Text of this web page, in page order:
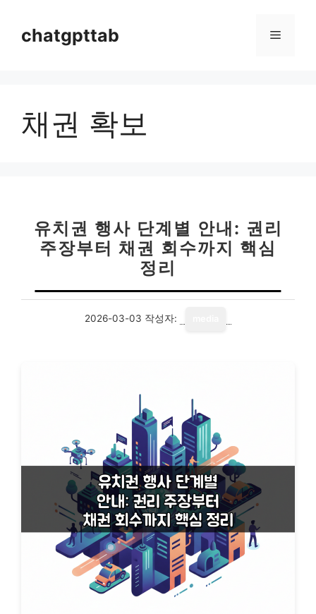
chatgpttab 메
채권 확보
유치권 행사 단계별 안내: 권리
주장부터 채권 회수까지 핵심
정리
2026-03-03 작성자: